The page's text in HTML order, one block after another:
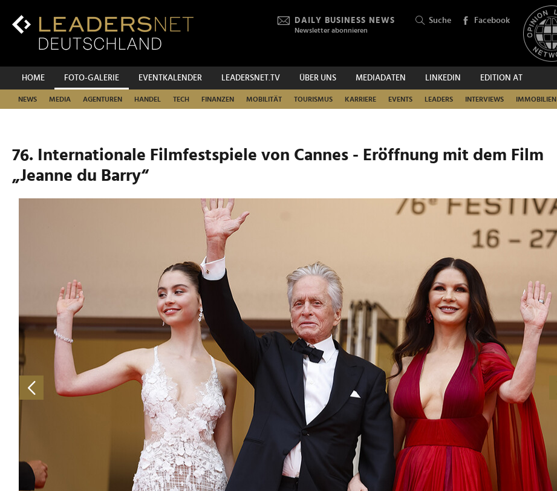
Inhalt
Hauptnavigation
DAILY BUSINESS NEWS
Newsletter abonnieren
Suche Facebook
HOME FOTO-GALERIE EVENTKALENDER LEADERSNET.TV ÜBER UNS MEDIADATEN LINKEDIN EDITION AT
NEWS MEDIA AGENTUREN HANDEL TECH FINANZEN MOBILITÄT TOURISMUS KARRIERE EVENTS LEADERS INTERVIEWS IMMOBILIEN
SUCHEN
76. Internationale Filmfestspiele von Cannes - Eröffnung mit dem Film
„Jeanne du Barry“